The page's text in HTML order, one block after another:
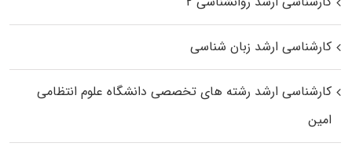
کارشناسی ارشد زبان شناسی
کارشناسی ارشد رﺷﺘﻪ ﻫﺎی تخصصی داﻧﺸﮕﺎه ﻋﻠﻮم انتظامی
اﻣﻴﻦ